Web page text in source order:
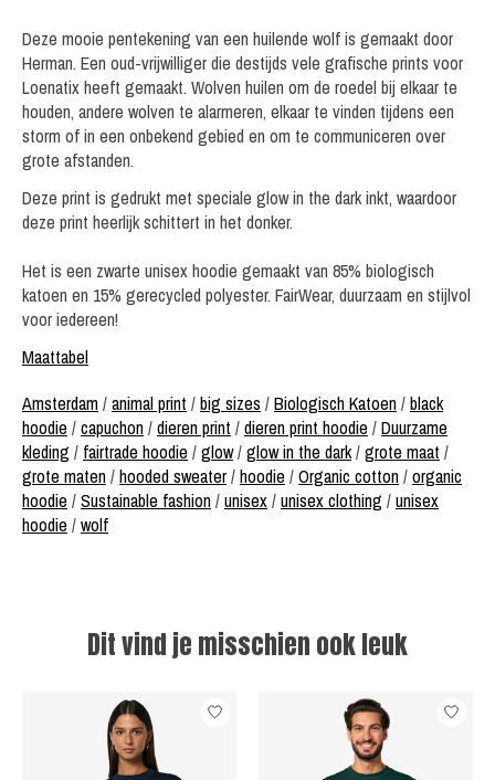
Deze mooie pentekening van een huilende wolf is gemaakt door
Herman. Een oud-vrijwilliger die destijds vele grafische prints voor
Loenatix heeft gemaakt. Wolven huilen om de roedel bij elkaar te
houden, andere wolven te alarmeren, elkaar te vinden tijdens een
storm of in een onbekend gebied en om te communiceren over
grote afstanden.
Deze print is gedrukt met speciale glow in the dark inkt, waardoor
deze print heerlijk schittert in het donker.
Het is een zwarte unisex hoodie gemaakt van 85% biologisch
katoen en 15% gerecycled polyester. FairWear, duurzaam en stijlvol
voor iedereen!
Maattabel
Amsterdam/animal print /big sizes /Biologisch Katoen/black
hoodie /capuchon/dieren print /dieren print hoodie /Duurzame
kleding / fairtrade hoodie /glow/glow in the dark/grote maat /
grote maten/hooded sweater/hoodie /Organic cotton/organic
hoodie /Sustainable fashion/unisex/unisex clothing /unisex
hoodie /wolf
Dit vind je misschien ook leuk
Items van productcarrousel